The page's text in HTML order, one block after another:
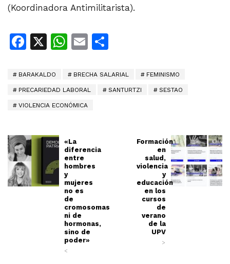
(Koordinadora Antimilitarista).
Facebook
X WhatsApp
Email
BARAKALDO BRECHA SALARIAL FEMINISMO
PRECARIEDAD LABORAL SANTURTZI SESTAO
VIOLENCIA ECONÓMICA
«La
diferencia
entre
hombres
y
mujeres
no es
de
cromosomas
ni de
hormonas,
sino de
poder»
<
Formación
en
salud,
violencia
y
educación
en los
cursos
de
verano
de la
UPV
>